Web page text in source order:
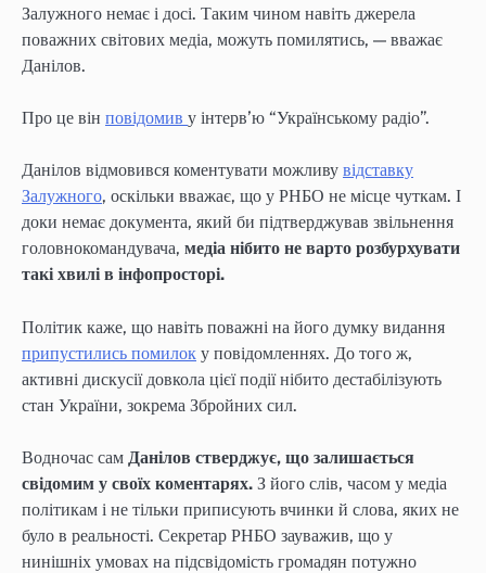
Залужного немає і досі. Таким чином навіть джерела
поважних світових медіа, можуть помилятись, — вважає
Данілов.
Про це він повідомив у інтерв’ю “Українському радіо”.
Данілов відмовився коментувати можливу відставку
Залужного, оскільки вважає, що у РНБО не місце чуткам. І
доки немає документа, який би підтверджував звільнення
головнокомандувача, медіа нібито не варто розбурхувати
такі хвилі в інфопросторі.
Політик каже, що навіть поважні на його думку видання
припустились помилок у повідомленнях. До того ж,
активні дискусії довкола цієї події нібито дестабілізують
стан України, зокрема Збройних сил.
Водночас сам Данілов стверджує, що залишається
свідомим у своїх коментарях. З його слів, часом у медіа
політикам і не тільки приписують вчинки й слова, яких не
було в реальності. Секретар РНБО зауважив, що у
нинішніх умовах на підсвідомість громадян потужно